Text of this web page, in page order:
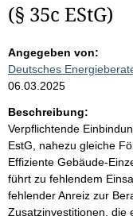
(§ 35c EStG)
Angegeben von:
Deutsches
06.03.2025
Beschreibung:
Verpflichtende
EstG, nahezu gleiche
Effiziente Gebäude-
führt zu fehlendem
fehlender Anreiz zur
Zusatzinvestitionen, die